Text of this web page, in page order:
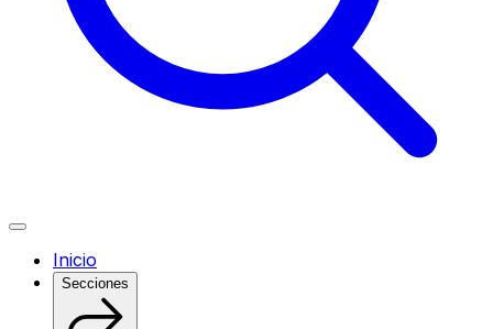
Inicio
Secciones